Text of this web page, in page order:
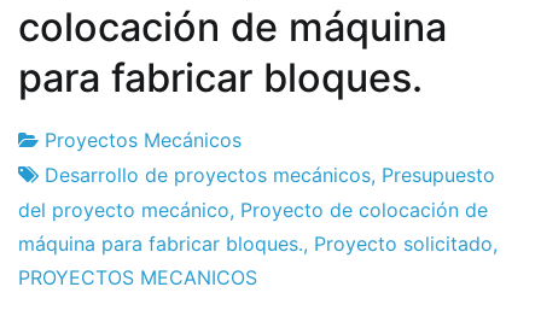
colocación de máquina
para fabricar bloques.
Fábrica
de
proyectos
29
de
October
de
Proyectos Mecánicos
Desarrollo de proyectos mecánicos, Presupuesto
del proyecto mecánico, Proyecto de colocación de
máquina para fabricar bloques., Proyecto solicitado,
PROYECTOS MECANICOS